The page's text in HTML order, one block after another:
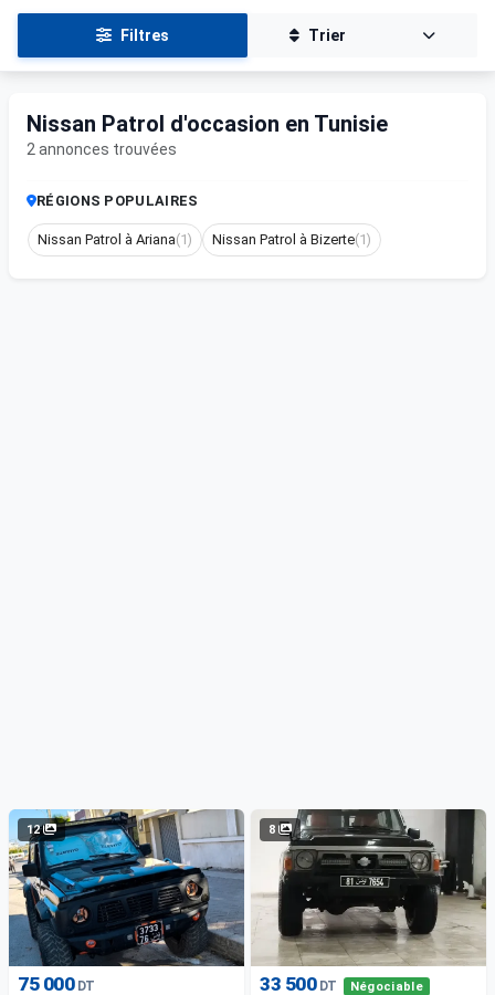
Filtres Trier
Nissan Patrol d'occasion en Tunisie
2 annonces trouvées
RÉGIONS POPULAIRES
Nissan Patrol à Ariana(1) Nissan Patrol à Bizerte(1)
12
75 000 DT
8
33 500 DT Négociable